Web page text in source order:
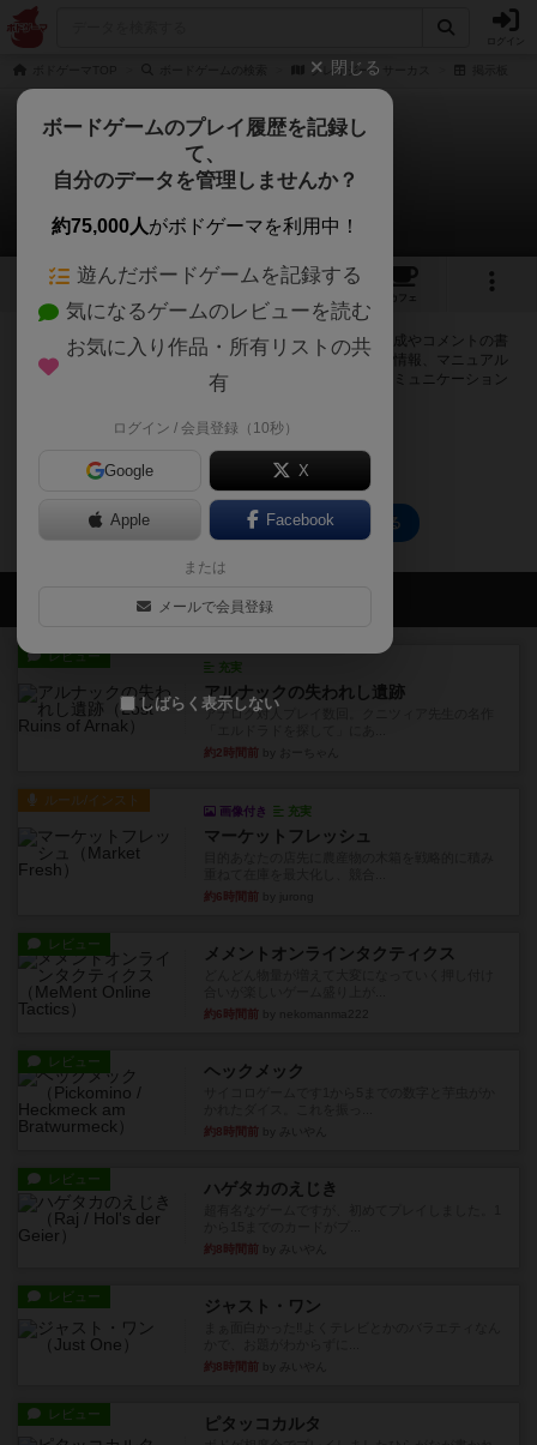
クレイジー・サーカス
クレイジー・サーカス
0件の掲示板
1 1
カフェ
ログインするとクレイジー・サーカスに関する掲示板の作成やコメントの書
き込みが出来るようになります。ルールの疑問やエラッタ情報、マニュアル
では判断し辛い曖昧な表記等について会員同士で自由にコミュニケーション
ログイン/無料会員登録
クレイジー・サーカスのトップに戻る
会員の新しい投稿
レビュー
充実
アルナックの失われし遺跡
アナログ対人プレイ数回。クニツィア先生の名作
約2時間前
ルール/インスト
画像付き 充実
マーケットフレッシュ
約6時間前
レビュー メメントオンラインタクティクス
約6時間前
レビュー ヘックメック
約8時間前
レビュー ハゲタカのえじき
約8時間前
レビュー ジャスト・ワン
約8時間前
レビュー ピタッコカルタ
閉じる
ボードゲームのプレイ履歴を記録し
て、
自分のデータを管理しませんか？
約75,000人がボドゲーマを利用中！
遊んだボードゲームを記録する
気になるゲームのレビューを読む
お気に入り作品・所有リストの共
有
ログイン / 会員登録（10秒）
Google X
Apple Facebook
または
メールで会員登録
しばらく表示しない